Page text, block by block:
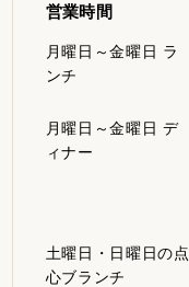
営業時間
月曜日～金曜日 ラ
ンチ
月曜日～金曜日 デ
ィナー
土曜日・日曜日の点
心ブランチ